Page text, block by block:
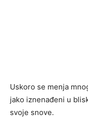
Uskoro se menja
jako iznenađeni u
svoje snove.